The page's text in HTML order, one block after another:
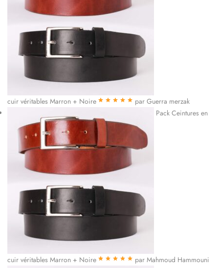
cuir véritables Marron + Noire
par Guerra merzak
Pack Ceintures en
cuir véritables Marron + Noire
par Mahmoud Hammouni